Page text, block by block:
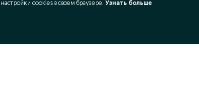
cookies в своeм браузере. Узнать больше